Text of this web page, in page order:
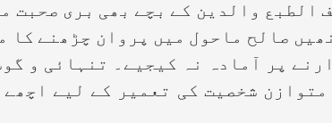
والدین کے بچے بھی بری صحبت
صالح ماحول میں پروان چڑھنے کا
پر آمادہ نہ کیجیے۔ تنہائی و
شخصیت کی تعمیر کے لیے